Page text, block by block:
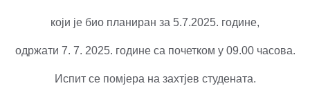
који је био планиран за 5.7.2025. године,
одржати 7. 7. 2025. године са почетком у 09.00 часова.
Испит се помјера на захтјев студената.